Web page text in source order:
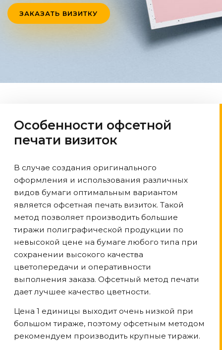
ЗАКАЗАТЬ ВИЗИТКУ
Особенности офсетной
печати визиток
В случае создания оригинального
оформления и использования различных
видов бумаги оптимальным вариантом
является офсетная печать визиток. Такой
метод позволяет производить большие
тиражи полиграфической продукции по
невысокой цене на бумаге любого типа при
сохранении высокого качества
цветопередачи и оперативности
выполнения заказа. Офсетный метод печати
дает лучшее качество цветности.
Цена 1 единицы выходит очень низкой при
большом тираже, поэтому офсетным методом
рекомендуем производить крупные тиражи.